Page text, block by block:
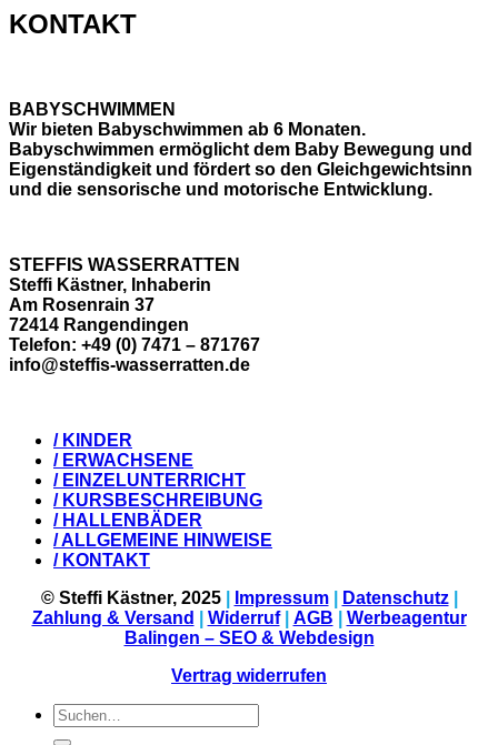
KONTAKT
BABYSCHWIMMEN
Wir bieten Babyschwimmen ab 6 Monaten.
Babyschwimmen ermöglicht dem Baby Bewegung und
Eigenständigkeit und fördert so den Gleichgewichtsinn
und die sensorische und motorische Entwicklung.
STEFFIS WASSERRATTEN
Steffi Kästner, Inhaberin
Am Rosenrain 37
72414 Rangendingen
Telefon: +49 (0) 7471 – 871767
info@steffis-wasserratten.de
/ KINDER
/ ERWACHSENE
/ EINZELUNTERRICHT
/ KURSBESCHREIBUNG
/ HALLENBÄDER
/ ALLGEMEINE HINWEISE
/ KONTAKT
© Steffi Kästner, 2025
Impressum Datenschutz
Zahlung & Versand
Widerruf AGB
Werbeagentur
Balingen – SEO & Webdesign
Vertrag widerrufen
Suchen
nach: